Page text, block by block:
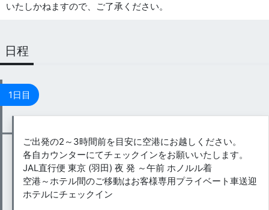
いたしかねますので、ご了承ください。
日程
1日目
ご出発の2～3時間前を目安に空港にお越しください。
各自カウンターにてチェックインをお願いいたします。
JAL直行便 東京 (羽田) 夜 発 ～午前 ホノルル着
空港～ホテル間のご移動はお客様専用プライベート車送迎
ホテルにチェックイン